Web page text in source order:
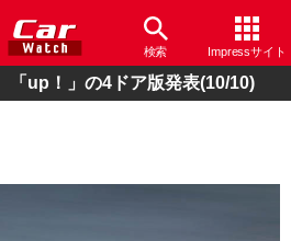
検索 Impressサイト
「up！」の4ドア版発表(10/10)